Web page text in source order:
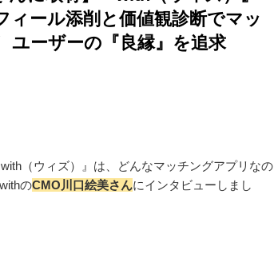
ィール添削と価値観診断でマッ
ユーザーの『良縁』を追求
（ウィズ）』は、どんなマッチングアプリなの
のCMO川口絵美さんにインタビューしまし